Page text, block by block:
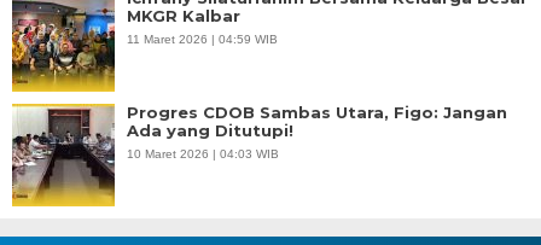
MKGR Kalbar
11 Maret 2026 | 04:59 WIB
Progres CDOB Sambas Utara, Figo: Jangan
Ada yang Ditutupi!
10 Maret 2026 | 04:03 WIB